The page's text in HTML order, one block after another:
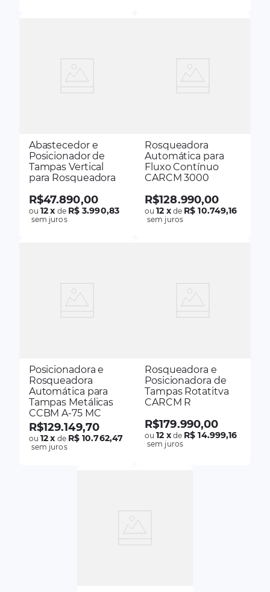
Abastecedor e
Posicionador de
Tampas Vertical
para Rosqueadora
R$47.890,00
ou12x de R$ 3.990,83
sem juros
Rosqueadora
Automática para
Fluxo Contínuo
CARCM 3000
R$128.990,00
ou12 xde R$ 10.749,16
sem juros
Posicionadora e
Rosqueadora
Automática para
Tampas Metálicas
CCBM A-75 MC
R$129.149,70
ou12x de R$ 10.762,47
sem juros
Rosqueadora e
Posicionadora de
Tampas Rotatitva
CARCM R
R$179.990,00
ou12 xde R$ 14.999,16
sem juros